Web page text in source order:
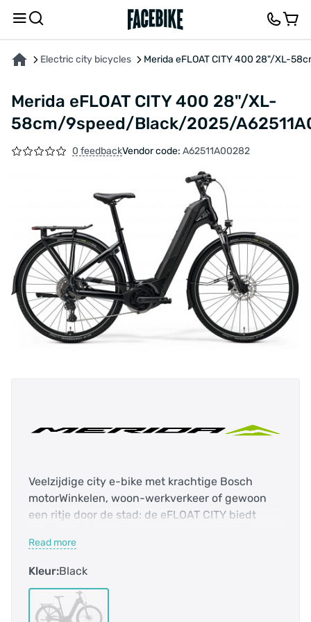
Electric city bicycles Merida eFLOAT CITY 400 28"/XL-
Merida eFLOAT CITY 400 28"/XL-
58cm/9speed/Black/2025/
0 feedbackVendor code: A62511A00282
Veelzijdige city e-bike met krachtige Bosch
motorWinkelen, woon-werkverkeer of gewoon
een ritje door de stad: de eFLOAT CITY biedt
instap en een krachtige Bosch Performance
Line-motor die moeiteloos elke heuvel op gaat.
in de stad, je comfortabele en wendbare woon-
werkverkeerfiets of een echte weekendfiets, de
Read more
Kleur:Black
ABOUT THE PRODUCT CHARACTERISTICSDESCRIPTION FEEDBACK AND